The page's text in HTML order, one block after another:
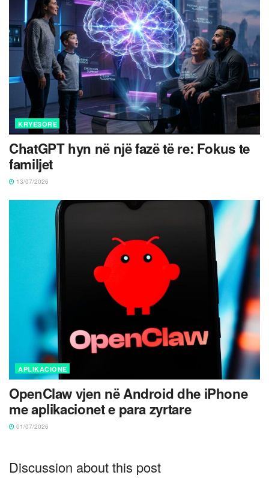
KRYESORE
ChatGPT hyn në një fazë të re: Fokus te
familjet
13/07/2026
APLIKACIONE
OpenClaw vjen në Android dhe iPhone
me aplikacionet e para zyrtare
01/07/2026
Discussion about this post